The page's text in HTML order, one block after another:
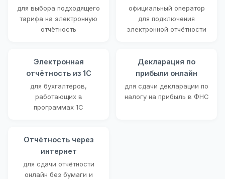
для выбора подходящего
тарифа на электронную
отчётность
официальный оператор
для подключения
электронной отчётности
Электронная
отчётность из 1С
для бухгалтеров,
работающих в
программах 1С
Декларация по
прибыли онлайн
для сдачи декларации по
налогу на прибыль в ФНС
Отчётность через
интернет
для сдачи отчётности
онлайн без бумаги и